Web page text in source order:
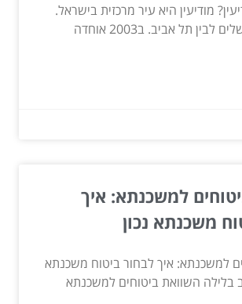
מודיעין היא עיר מרכזית בישראל.
מיקומה בין ירושלים לבין תל אביב. ב2003 אוחדה
למשכנתא: איך
משכנתא נכון
למשכנתא: איך לבחור ביטוח משכנתא
בלילה השוואת ביטוחים למשכנתא